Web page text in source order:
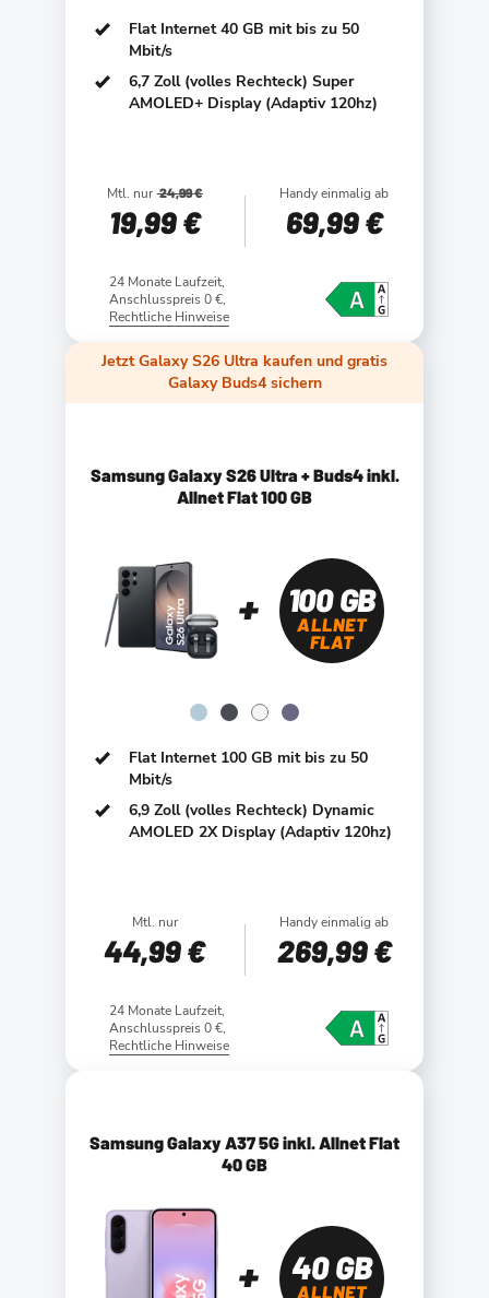
Flat Internet 40 GB mit bis zu 50
Mbit/s
6,7 Zoll (volles Rechteck) Super
AMOLED+ Display (Adaptiv 120hz)
Mtl. nur 24,99 €
19,99 €
Handy einmalig ab
69,99 €
24 Monate Laufzeit,
Anschlusspreis 0 €,
Rechtliche Hinweise
Jetzt Galaxy S26 Ultra kaufen und gratis
Galaxy Buds4 sichern
Samsung Galaxy S26 Ultra + Buds4 inkl.
Allnet Flat 100 GB
100 GB
ALLNET
FLAT
Flat Internet 100 GB mit bis zu 50
Mbit/s
6,9 Zoll (volles Rechteck) Dynamic
AMOLED 2X Display (Adaptiv 120hz)
Mtl. nur
44,99 €
Handy einmalig ab
269,99 €
24 Monate Laufzeit,
Anschlusspreis 0 €,
Rechtliche Hinweise
Samsung Galaxy A37 5G inkl. Allnet Flat
40 GB
40 GB
ALLNET